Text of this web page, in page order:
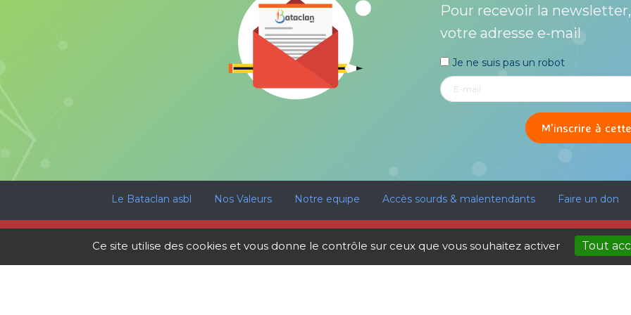
🚨ATTENTION ! Les listes d’attente pour les services d’accompagnement et de soutien à la surdité sont
Pour recevoir la
votre adresse e-mail
Je ne suis pas un robot
Le Bataclan asbl Nos Valeurs Notre equipe Accès sourds & malentendants Faire un don
Ce site utilise des cookies et vous donne le contrôle sur ceux que vous souhaitez activer Tout